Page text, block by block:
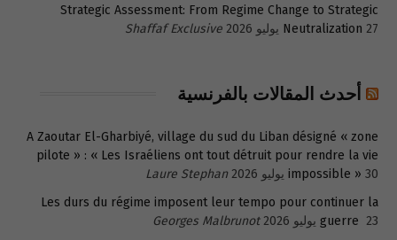
Strategic Assessment: From Regime Change to Strategic
Neutralization 27 يوليو 2026 Shaffaf Exclusive
أحدث المقالات بالفرنسية
A Zaoutar El-Gharbiyé, village du sud du Liban désigné « zone
pilote » : « Les Israéliens ont tout détruit pour rendre la vie
impossible » 30 يوليو 2026
Laure Stephan
Les durs du régime imposent leur tempo pour continuer la
guerre 23 يوليو 2026
Georges Malbrunot